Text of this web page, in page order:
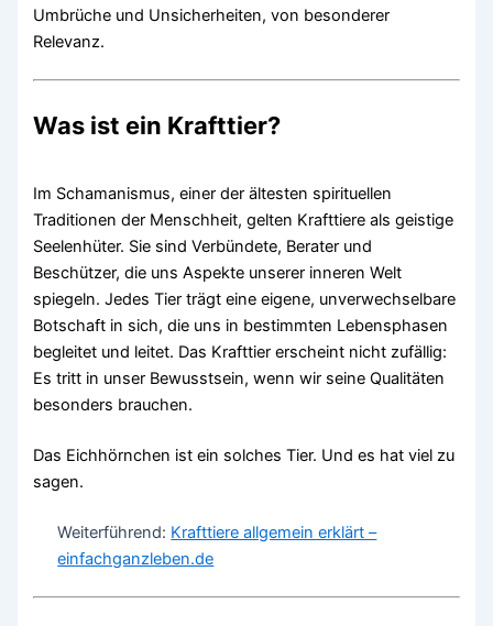
Umbrüche und Unsicherheiten, von besonderer
Relevanz.
Was ist ein Krafttier?
Im Schamanismus, einer der ältesten spirituellen
Traditionen der Menschheit, gelten Krafttiere als geistige
Seelenhüter. Sie sind Verbündete, Berater und
Beschützer, die uns Aspekte unserer inneren Welt
spiegeln. Jedes Tier trägt eine eigene, unverwechselbare
Botschaft in sich, die uns in bestimmten Lebensphasen
begleitet und leitet. Das Krafttier erscheint nicht zufällig:
Es tritt in unser Bewusstsein, wenn wir seine Qualitäten
besonders brauchen.
Das Eichhörnchen ist ein solches Tier. Und es hat viel zu
sagen.
Weiterführend: Krafttiere allgemein erklärt –
einfachganzleben.de